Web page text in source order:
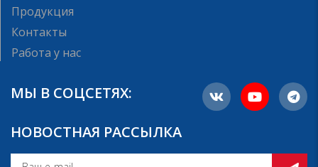
Продукция
Контакты
Работа у нас
МЫ В СОЦСЕТЯХ:
НОВОСТНАЯ РАССЫЛКА